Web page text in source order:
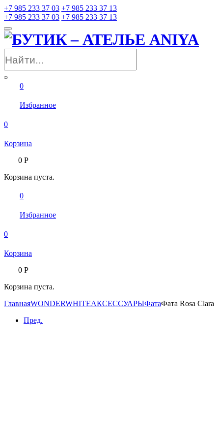
+7 985 233 37 03 +7 985 233 37 13
+7 985 233 37 03 +7 985 233 37 13
0
Избранное
0
Корзина
0Р
Корзина пуста.
0
Избранное
0
Корзина
0Р
Корзина пуста.
ГлавнаяWONDERWHITEАКСЕССУАРЫФатаФата Rosa Clara
Пред.